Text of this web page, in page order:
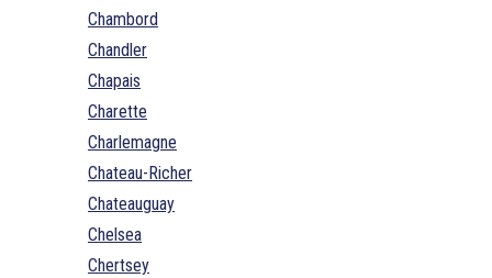
Chambord
Chandler
Chapais
Charette
Charlemagne
Chateau-Richer
Chateauguay
Chelsea
Chertsey